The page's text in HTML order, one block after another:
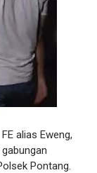
alias Eweng,
Pontang.